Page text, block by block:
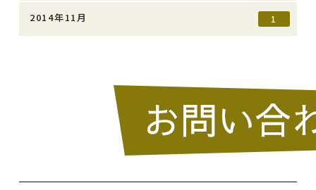
2014年11月 1